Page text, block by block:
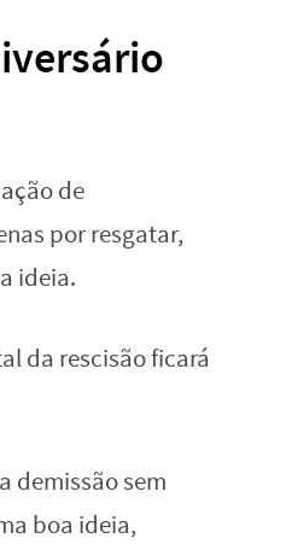
de
por resgatar,
ideia.
da rescisão ficará
demissão sem
boa ideia,